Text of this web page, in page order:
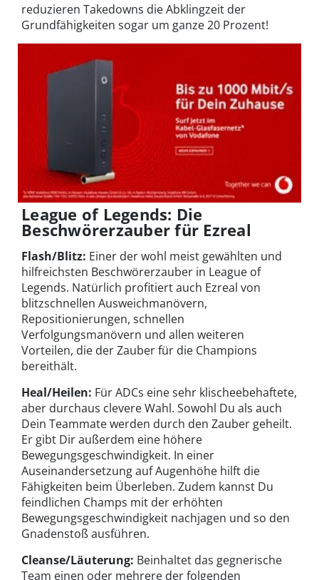
reduzieren Takedowns die Abklingzeit der
Grundfähigkeiten sogar um ganze 20 Prozent!
League of Legends: Die
Beschwörerzauber für Ezreal
Flash/Blitz: Einer der wohl meist gewählten und
hilfreichsten Beschwörerzauber in League of
Legends. Natürlich profitiert auch Ezreal von
blitzschnellen Ausweichmanövern,
Repositionierungen, schnellen
Verfolgungsmanövern und allen weiteren
Vorteilen, die der Zauber für die Champions
bereithält.
Heal/Heilen: Für ADCs eine sehr klischeebehaftete,
aber durchaus clevere Wahl. Sowohl Du als auch
Dein Teammate werden durch den Zauber geheilt.
Er gibt Dir außerdem eine höhere
Bewegungsgeschwindigkeit. In einer
Auseinandersetzung auf Augenhöhe hilft die
Fähigkeiten beim Überleben. Zudem kannst Du
feindlichen Champs mit der erhöhten
Bewegungsgeschwindigkeit nachjagen und so den
Gnadenstoß ausführen.
Cleanse/Läuterung: Beinhaltet das gegnerische
Team einen oder mehrere der folgenden